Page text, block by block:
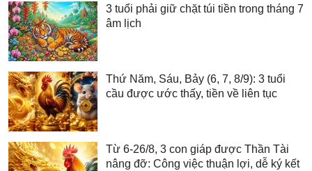
3 tuổi phải giữ chặt túi tiền trong tháng 7
âm lịch
Thứ Năm, Sáu, Bảy (6, 7, 8/9): 3 tuổi
cầu được ước thấy, tiền về liên tục
Từ 6-26/8, 3 con giáp được Thần Tài
nâng đỡ: Công việc thuận lợi, dễ ký kết